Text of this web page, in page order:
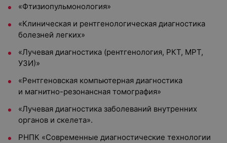
«Фтизиопульмонология»
«Клиническая и рентгенологическая диагностика
болезней легких»
«Лучевая диагностика (рентгенология, РКТ, МРТ,
УЗИ)»
«Рентгеновская компьютерная диагностика
и магнитно-резонансная томография»
«Лучевая диагностика заболеваний внутренних
органов и скелета».
РНПК «Современные диагностические технологии